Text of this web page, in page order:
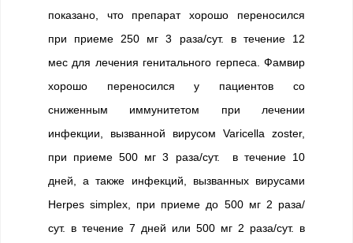
показано, что препарат хорошо переносился
при приеме 250 мг 3 раза/сут. в течение 12
мес для лечения генитального герпеса. Фамвир
хорошо переносился у пациентов со
сниженным иммунитетом при лечении
инфекции, вызванной вирусом Varicella zoster,
при приеме 500 мг 3 раза/сут. в течение 10
дней, а также инфекций, вызванных вирусами
Herpes simplex, при приеме до 500 мг 2 раза/
сут. в течение 7 дней или 500 мг 2 раза/сут. в